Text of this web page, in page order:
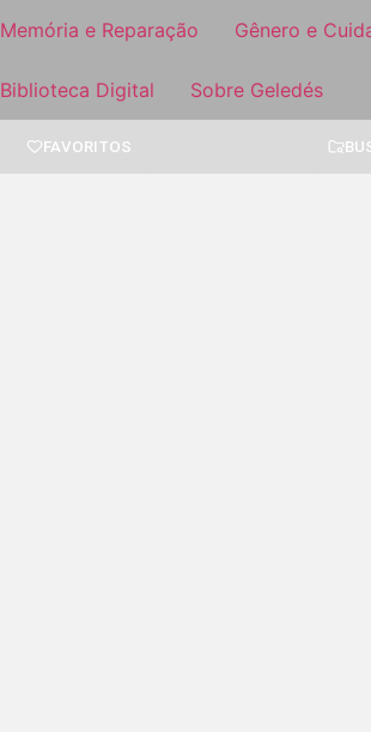
Memória e Reparação Gênero e
Biblioteca Digital Sobre Geledés
FAVORITOS